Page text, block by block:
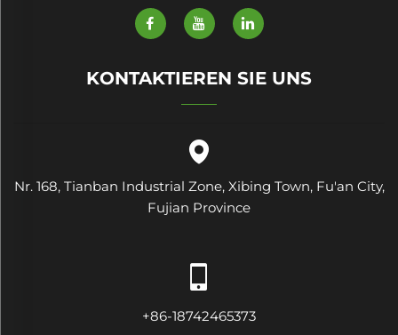
KONTAKTIEREN SIE UNS
Nr. 168, Tianban Industrial Zone, Xibing Town, Fu'an City,
Fujian Province
+86-18742465373